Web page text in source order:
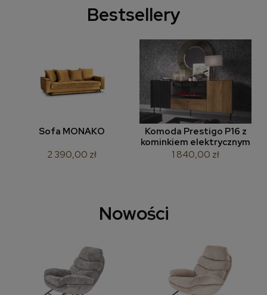
Razem z nami urządzisz każde wnętrze w swoim domu. Mamy
spory wybór mebli do pokoju dziennego: od pojemnych i
nowoczesnych meblościanek, po komfortowe
które stworzą w salonie doskonały zakątek do codziennego
wypoczynku. Pragniesz przemienić swoje cztery kąty w
skandynawską ostoję spokoju? Poznaj koniecznie naszą
kolekcjęmebli skandynawskich
. Fotele i sofy w stonowanych
kolorach, piękne połączenia szarości, chłodnych błękitów i różnych
odcieni drewna. Ta kolekcja zachwyci nawet najbardziej
wymagającego Klienta.
W salonie meblowym przygotowaliśmy także kolekcję mebli
stworzoną z myślą o najmłodszych. Wygodne łóżka, komfortowe
biurka, które przemieni się w domowe centrum naukowe i
kolorowe meble, trafiające w gust młodych domowników.
zaopatrzysz się w eleganckie meble kuchenne. Dostępne są
Niezależnie od tego jaki styl preferujesz i które z modeli z naszego
salonu wybierzesz – możesz liczyć na doskonałą jakość.
Wygodne zakupy w salonie meblowym online
Bestsellery
Sofa MONAKO
2 390,00 zł
Komoda Prestigo P16 z
kominkiem elektrycznym
1 840,00 zł
Nowości